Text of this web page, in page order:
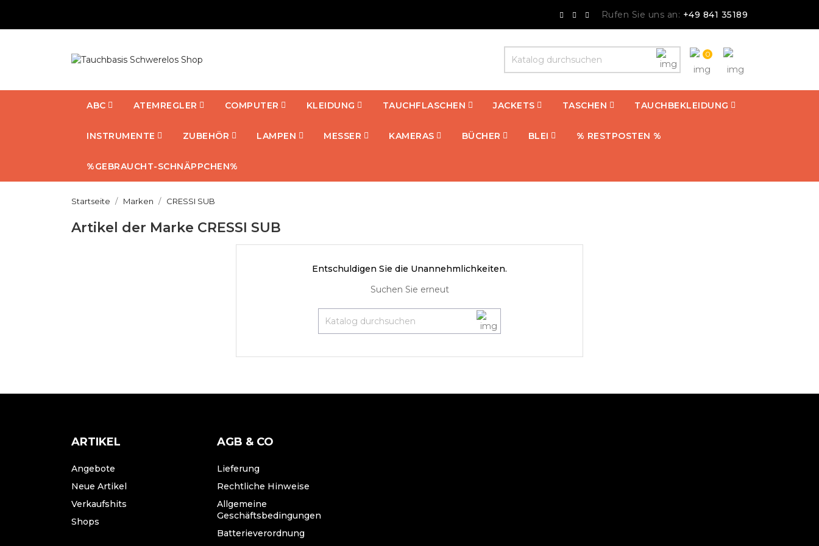
Rufen Sie uns an: +49 841 35189
0
ABC ATEMREGLER COMPUTER KLEIDUNG TAUCHFLASCHEN JACKETS TASCHEN TAUCHBEKLEIDUNG
INSTRUMENTE ZUBEHÖR LAMPEN MESSER KAMERAS BÜCHER BLEI % RESTPOSTEN %
%GEBRAUCHT-SCHNÄPPCHEN%
Startseite Marken CRESSI SUB
Artikel der Marke CRESSI SUB
Entschuldigen Sie die Unannehmlichkeiten.
Suchen Sie erneut
ARTIKEL
Angebote
Neue Artikel
Verkaufshits
Shops
AGB & CO
Lieferung
Rechtliche Hinweise
Allgemeine
Geschäftsbedingungen
Batterieverordnung